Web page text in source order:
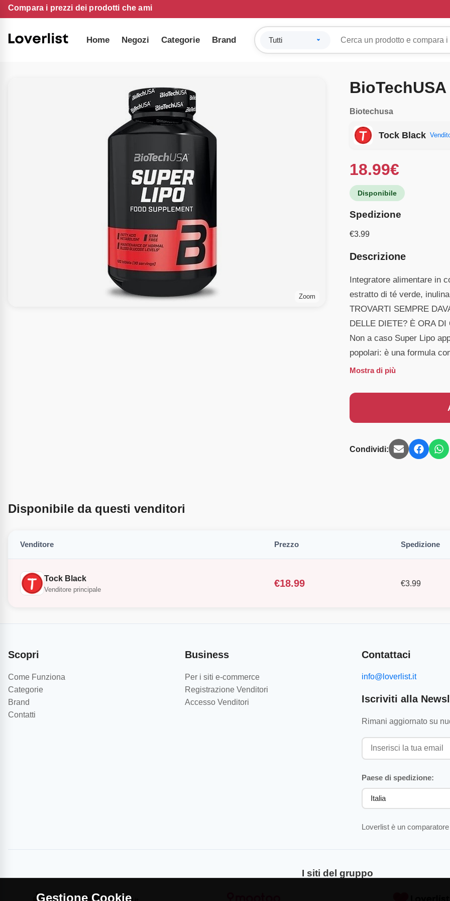
Compara i prezzi dei prodotti che ami
Home Negozi Categorie Brand
Zoom
Biotechusa
Tock Black
18.99€
Disponibile
Spedizione
€3.99
Descrizione
Integratore alimentare in
estratto di té verde,
TROVARTI SEMPRE
DELLE DIETE? È ORA
Non a caso Super Lipo
popolari: è una formula
Mostra di più
Condividi:
Disponibile da questi venditori
Venditore Prezzo Spedizione
Tock Black
Venditore principale
€18.99 €3.99
Scopri
Come Funziona
Categorie
Brand
Contatti
Business
Per i siti e-commerce
Registrazione Venditori
Accesso Venditori
Contattaci
info@loverlist.it
Iscriviti alla
Rimani aggiornato su
Paese di spedizione:
Loverlist è un
I siti del gruppo
Gestione Cookie